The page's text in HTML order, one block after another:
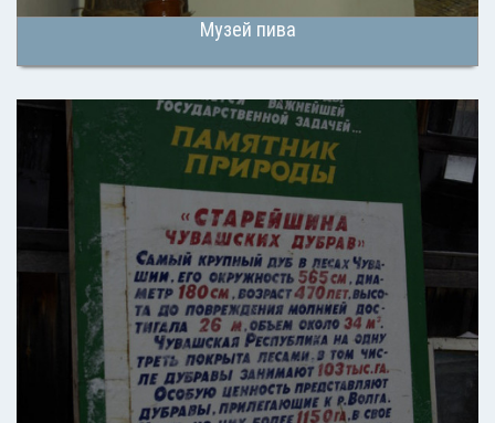
Музей пива